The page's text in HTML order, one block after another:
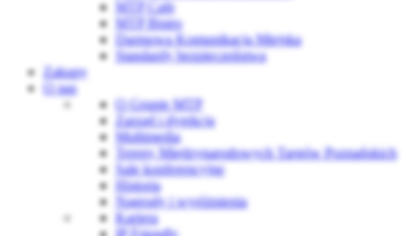
MTP Cafe
MTP Bistro
Darmowa Komunikacja Miejska
Standardy bezpieczeństwa
Zakupy
O nas
O Grupie MTP
Zarząd i dyrekcja
Multimedia
Tereny Międzynarodowych Targów Poznańskich
Sale konferencyjne
Historia
Nagrody i wyróżnienia
Kariera